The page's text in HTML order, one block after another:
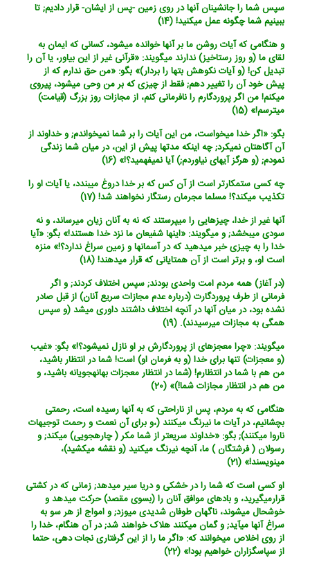
سپس شما را جانشینان آنها در روی زمین -پس از ایشان- قرار دادیم; تا
ببینیم شما چگونه عمل می‏کنید! (14)
و هنگامی که آیات روشن ما بر آنها خوانده می‏شود، کسانی که ایمان به
لقای ما (و روز رستاخیز) ندارند می‏گویند: «قرآنی غیر از این بیاور، یا آن را
تبدیل کن! (و آیات نکوهش بتها را بردار)» بگو: «من حق ندارم که از
پیش خود آن را تغییر دهم; فقط از چیزی که بر من وحی می‏شود، پیروی
می‏کنم! من اگر پروردگارم را نافرمانی کنم، از مجازات روز بزرگ (قیامت)
می‏ترسم!» (15)
بگو: «اگر خدا می‏خواست، من این آیات را بر شما نمی‏خواندم; و خداوند از
آن آگاهتان نمی‏کرد; چه اینکه مدتها پیش از این، در میان شما زندگی
نمودم; (و هرگز آیه‏ای نیاوردم;) آیا نمی‏فهمید؟!» (16)
چه کسی ستمکارتر است از آن کس که بر خدا دروغ می‏بندد، یا آیات او را
تکذیب می‏کند؟! مسلما مجرمان رستگار نخواهند شد! (17)
آنها غیر از خدا، چیزهایی را می‏پرستند که نه به آنان زیان می‏رساند، و نه
سودی می‏بخشد; و می‏گویند: «اینها شفیعان ما نزد خدا هستند!» بگو: «آیا
خدا را به چیزی خبر می‏دهید که در آسمانها و زمین سراغ ندارد؟!» منزه
است او، و برتر است از آن همتایانی که قرار می‏دهند! (18)
(در آغاز) همه مردم امت واحدی بودند; سپس اختلاف کردند; و اگر
فرمانی از طرف پروردگارت (درباره عدم مجازات سریع آنان) از قبل صادر
نشده بود، در میان آنها در آنچه اختلاف داشتند داوری می‏شد (و سپس
همگی به مجازات می‏رسیدند). (19)
می‏گویند: «چرا معجزه‏ای از پروردگارش بر او نازل نمی‏شود؟!» بگو: «غیب
(و معجزات) تنها برای خدا (و به فرمان او) است! شما در انتظار باشید،
من هم با شما در انتظارم! (شما در انتظار معجزات بهانه‏جویانه باشید، و
من هم در انتظار مجازات شما!)» (20)
هنگامی که به مردم، پس از ناراحتی که به آنها رسیده است، رحمتی
بچشانیم، در آیات ما نیرنگ می‏کنند (،و برای آن نعمت و رحمت توجیهات
ناروا می‏کنند); بگو: «خداوند سریعتر از شما مکر ( چاره‏جویی) می‏کند; و
رسولان ( فرشتگان ) ما، آنچه نیرنگ می‏کنید (و نقشه می‏کشید)،
می‏نویسند!» (21)
او کسی است که شما را در خشکی و دریا سیر می‏دهد; زمانی که در کشتی
قرارمی‏گیرید، و بادهای موافق آنان را (بسوی مقصد) حرکت میدهد و
خوشحال می‏شوند، ناگهان طوفان شدیدی می‏وزد; و امواج از هر سو به
سراغ آنها می‏آید; و گمان می‏کنند هلاک خواهند شد; در آن هنگام، خدا را
از روی اخلاص می‏خوانند که: «اگر ما را از این گرفتاری نجات دهی، حتما
از سپاسگزاران خواهیم بود!» (22)